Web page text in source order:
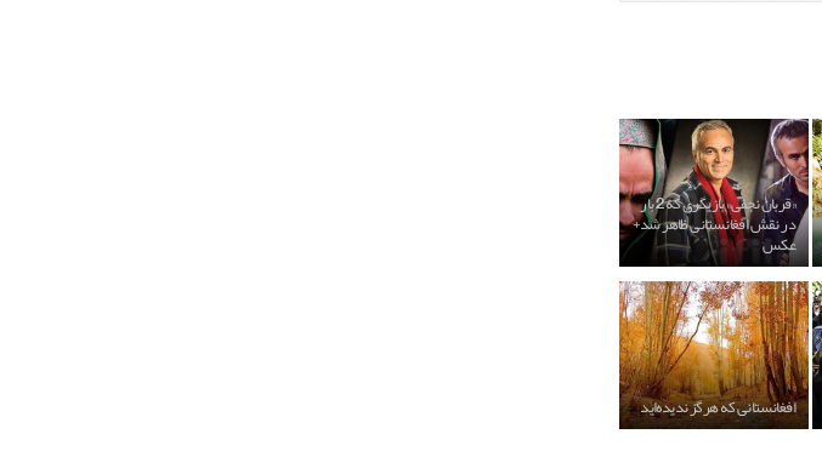
«قربان نجفی» بازیگری که 2 بار
در نقش افغانستانی ظاهر شد+
عکس
افغانستانی که هرگز ندیده‌اید